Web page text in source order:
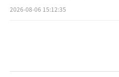
2026-08-06 15:12:35